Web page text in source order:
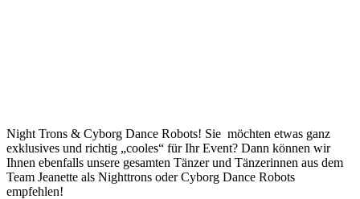
Night Trons & Cyborg Dance Robots! Sie möchten etwas ganz
exklusives und richtig „cooles“ für Ihr Event? Dann können wir
Ihnen ebenfalls unsere gesamten Tänzer und Tänzerinnen aus dem
Team Jeanette als Nighttrons oder Cyborg Dance Robots
empfehlen!